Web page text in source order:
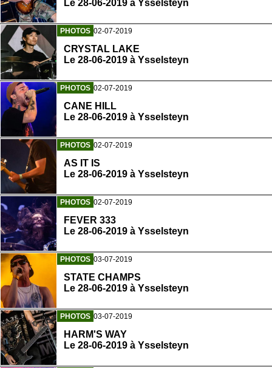
Le 28-06-2019 à Ysselsteyn
PHOTOS 02-07-2019
CRYSTAL LAKE
Le 28-06-2019 à Ysselsteyn
PHOTOS 02-07-2019
CANE HILL
Le 28-06-2019 à Ysselsteyn
PHOTOS 02-07-2019
AS IT IS
Le 28-06-2019 à Ysselsteyn
PHOTOS 02-07-2019
FEVER 333
Le 28-06-2019 à Ysselsteyn
PHOTOS 03-07-2019
STATE CHAMPS
Le 28-06-2019 à Ysselsteyn
PHOTOS 03-07-2019
HARM'S WAY
Le 28-06-2019 à Ysselsteyn